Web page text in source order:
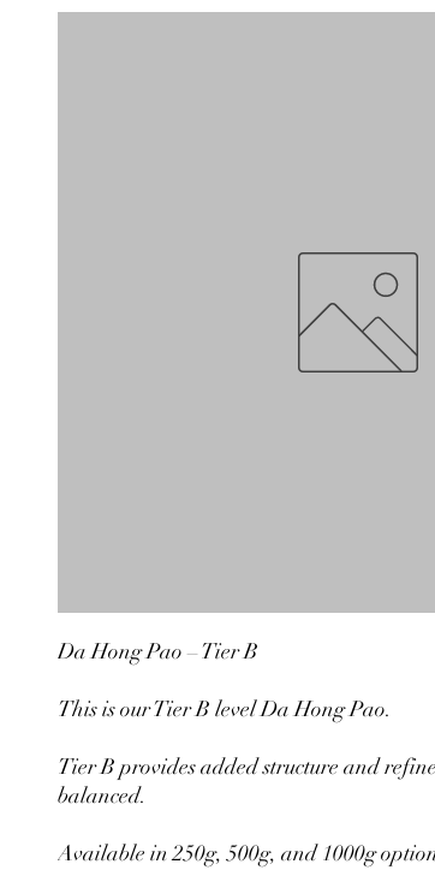
Da Hong Pao – Tier B
This is our Tier B level Da Hong Pao.
Tier B provides added structure and
balanced.
Available in 250g, 500g, and 1000g